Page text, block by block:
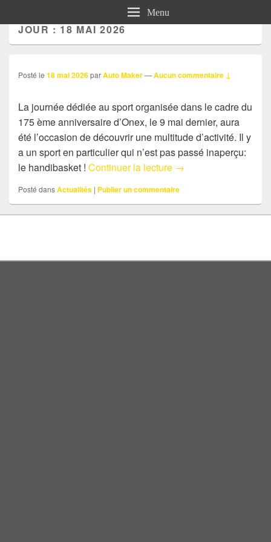
Menu
JOUR : 18 MAI 2026
Posté le 18 mai 2026parAuto Maker—Aucun commentaire ↓
La journée dédiée au sport organisée dans le cadre du
175 ème anniversaire d’Onex, le 9 mai dernier, aura
été l’occasion de découvrir une multitude d’activité. Il y
a un sport en particulier qui n’est pas passé inaperçu:
le handibasket ! Continuer la lecture Sujet: Handibasket
→
Posté dansActualités | Publier un commentaire